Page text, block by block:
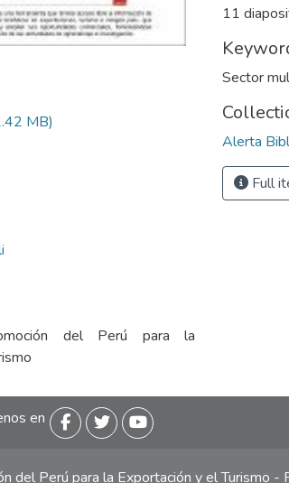
MB)
del Perú para la
11
Sector
Alerta
Full
en
del Perú para la Exportación y el Turismo -